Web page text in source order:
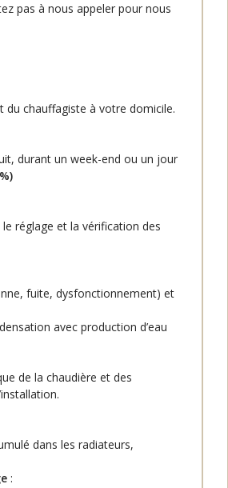
pas à nous appeler pour nous
du chauffagiste à votre domicile.
durant un week-end ou un jour
)
réglage et la vérification des
fuite, dysfonctionnement) et
avec production d’eau
de la chaudière et des
dans les radiateurs,
: